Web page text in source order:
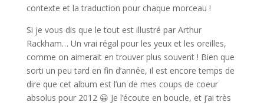
contexte et la traduction pour chaque morceau !
Si je vous dis que le tout est illustré par Arthur
Rackham… Un vrai régal pour les yeux et les oreilles,
comme on aimerait en trouver plus souvent ! Bien que
sorti un peu tard en fin d’année, il est encore temps de
dire que cet album est l’un de mes coups de coeur
absolus pour 2012 😀 Je l’écoute en boucle, et j’ai très